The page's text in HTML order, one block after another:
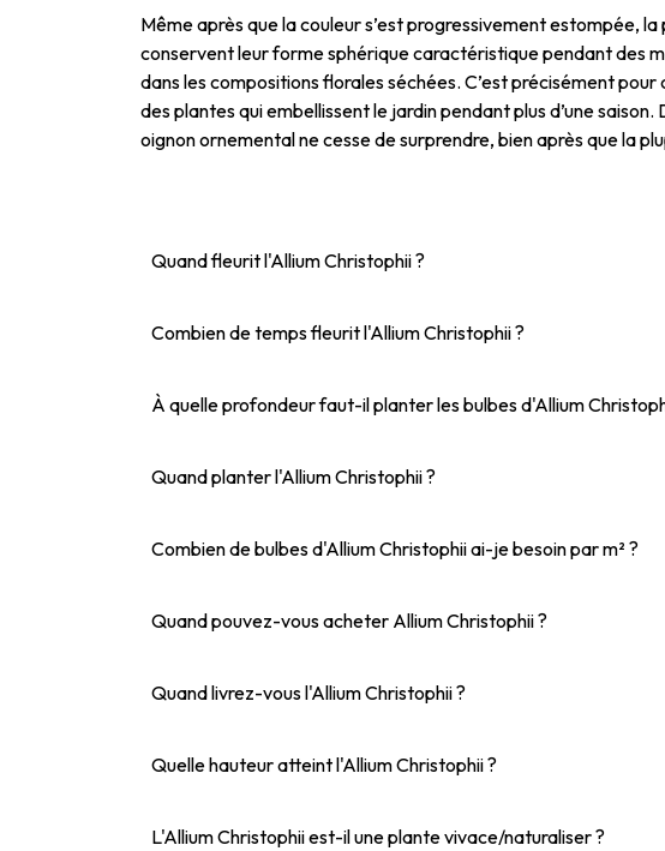
Même après que la couleur s’est progressivement estompée,
conservent leur forme sphérique caractéristique pendant des
dans les compositions florales séchées. C’est précisément
des plantes qui embellissent le jardin pendant plus d’une
oignon ornemental ne cesse de surprendre, bien après que la
Quand fleurit l'Allium Christophii ?
Combien de temps fleurit l'Allium Christophii ?
À quelle profondeur faut-il planter les bulbes d'Allium
Quand planter l'Allium Christophii ?
Combien de bulbes d'Allium Christophii ai-je besoin par m² ?
Quand pouvez-vous acheter Allium Christophii ?
Quand livrez-vous l'Allium Christophii ?
Quelle hauteur atteint l'Allium Christophii ?
L'Allium Christophii est-il une plante vivace/naturaliser ?